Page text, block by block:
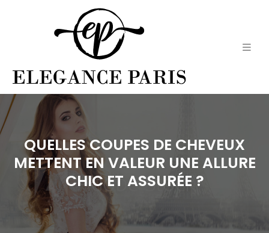
QUELLES COUPES DE CHEVEUX
METTENT EN VALEUR UNE ALLURE
CHIC ET ASSURÉE ?